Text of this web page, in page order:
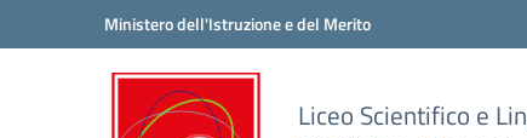
Vai ai contenuti
Vai al menu di navigazioneMinistero dell'Istruzione e del Merito
Liceo Scientifico e